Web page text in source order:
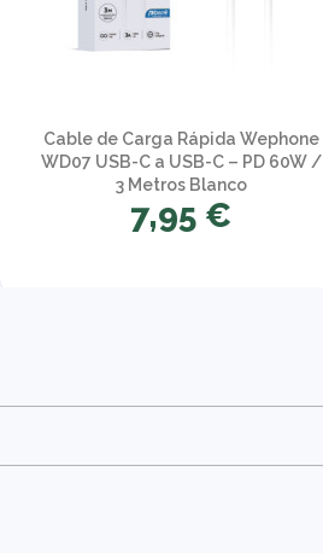
Cable de Carga Rápida Wephone
WD07 USB-C a USB-C – PD 60W /
3 Metros Blanco
7,95 €